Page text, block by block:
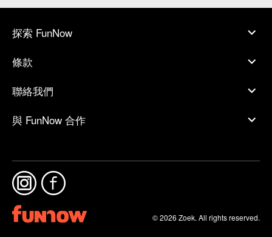
探索 FunNow
條款
聯絡我們
與 FunNow 合作
© 2026 Zoek. All rights reserved.